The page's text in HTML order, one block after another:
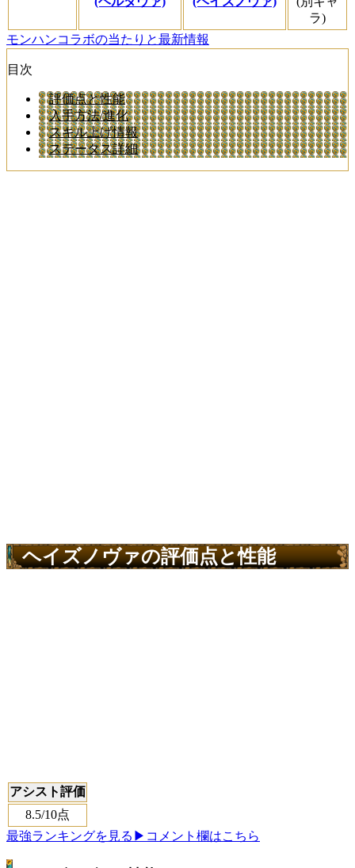
ラ)
モンハンコラボの当たりと最新情報
目次
評価点と性能
入手方法/進化
スキル上げ情報
ステータス詳細
ヘイズノヴァの評価点と性能
アシスト評価
8.5/10点
最強ランキングを見る ▶コメント欄はこちら